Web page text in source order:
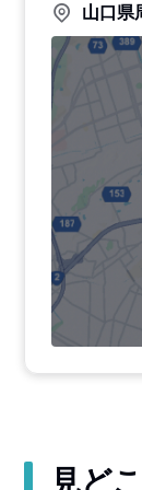
山口県
見ど